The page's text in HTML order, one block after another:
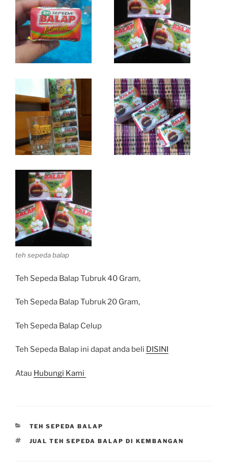
teh sepeda balap
Teh Sepeda Balap Tubruk 40 Gram,
Teh Sepeda Balap Tubruk 20 Gram,
Teh Sepeda Balap Celup
Teh Sepeda Balap ini dapat anda beli DISINI
Atau Hubungi Kami
CATEGORIES
TEH SEPEDA BALAP
TAGS
JUAL TEH SEPEDA BALAP DI KEMBANGAN